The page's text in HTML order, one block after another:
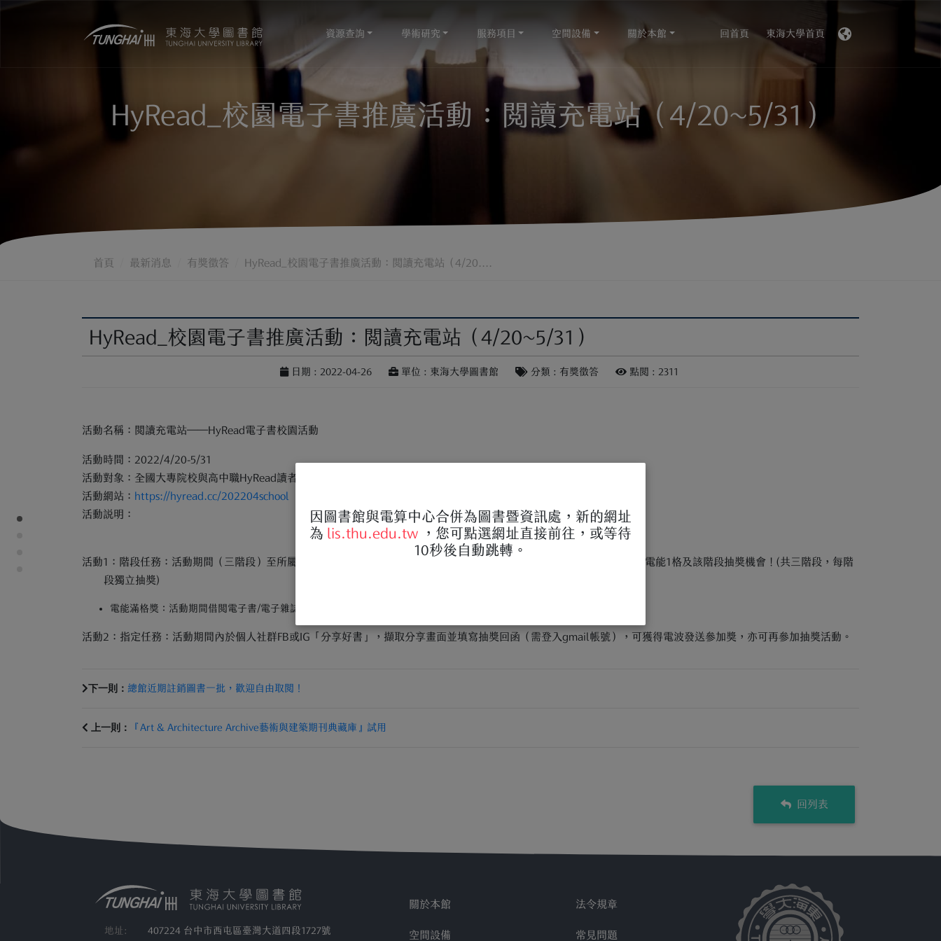
資源查詢 學術研究 服務項目 空間設備 關於本館 回首頁 東海大學首頁
HyRead_校園電子書推廣活動：閱讀充電站（4/20~5/31）
首頁 最新消息 有獎徵答 HyRead_校園電子書推廣活動：閱讀充電站（4/20....
HyRead_校園電子書推廣活動：閱讀充電站（4/20~5/31）
日期 : 2022-04-26 單位 : 東海大學圖書館 分類 : 有獎徵答 點閱 : 2311
活動名稱：閱讀充電站──HyRead 電子書校園活動
活動時間：2022/4/20-5/31
活動對象：全國大專院校與高中職HyRead 讀者（包含教職員生）
活動網站： https://hyread.cc/202204school
活動說明：
活動1：階段任務：活動期間（三階段）至所屬圖書館的HyRead電子書平台，每借閱10本電子書/電子雜誌，即可獲得閱讀電能1格及該階段抽獎機會！(共三階段，每階
段獨立抽獎)
電能滿格獎：活動期間借閱電子書/電子雜誌累計達30本以上，閱讀電能充飽3格，可再獲得電能滿格獎的抽獎資格。
活動2：指定任務：活動期間內於個人社群FB或IG「分享好書」，擷取分享畫面並填寫抽獎回函（需登入gmail帳號），可獲得電波發送參加獎，亦可再參加抽獎活動。
下一則： 總館近期註銷圖書一批，歡迎自由取閱！
上一則： 『Art & Architecture Archive藝術與建築期刊典藏庫』試用
回列表
地址: 407224 台中市西屯區臺灣大道四段1727號
關於本館
空間設備
法令規章
常見問題
因圖書館與電算中心合併為圖書暨資訊處，新的網址
為 lis.thu.edu.tw ，您可點選網址直接前往，或等待
10秒後自動跳轉。